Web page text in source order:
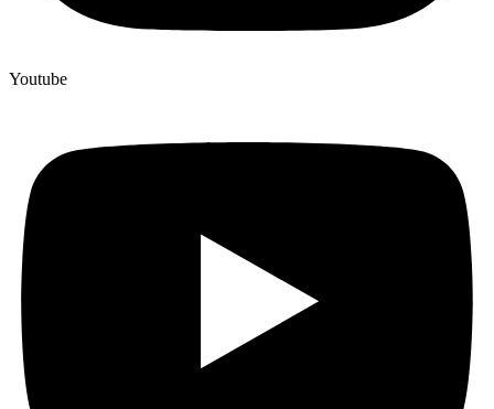
Youtube